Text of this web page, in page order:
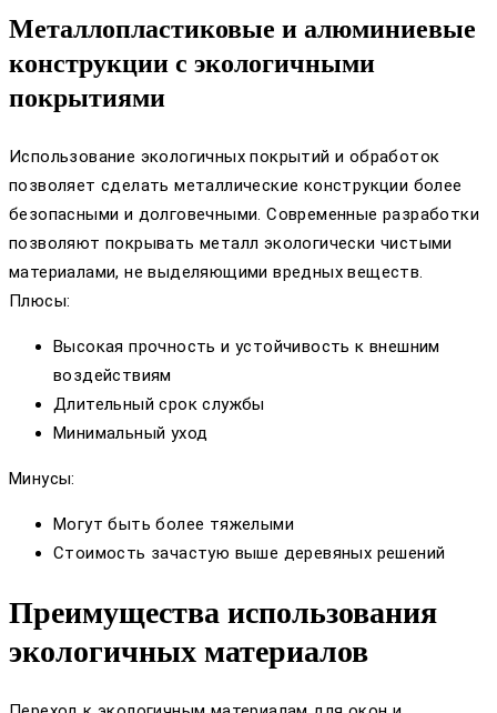
Металлопластиковые и алюминиевые
конструкции с экологичными
покрытиями
Использование экологичных покрытий и обработок
позволяет сделать металлические конструкции более
безопасными и долговечными. Современные разработки
позволяют покрывать металл экологически чистыми
материалами, не выделяющими вредных веществ.
Плюсы:
Высокая прочность и устойчивость к внешним
воздействиям
Длительный срок службы
Минимальный уход
Минусы:
Могут быть более тяжелыми
Стоимость зачастую выше деревяных решений
Преимущества использования
экологичных материалов